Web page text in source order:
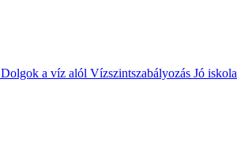
Dolgok a víz alól Vízszintszabályozás Jó iskola